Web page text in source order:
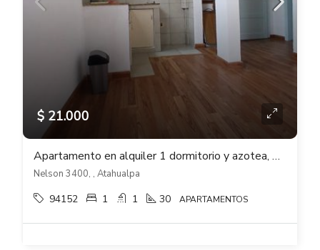
$ 21.000
Apartamento en alquiler 1 dormitorio y azotea, 1er piso x escalera en Atahualpa
Nelson 3400, , Atahualpa
94152 1 1 30 APARTAMENTOS